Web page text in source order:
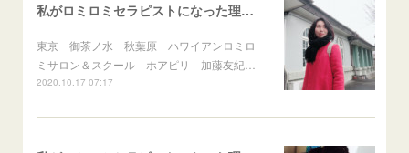
私がロミロミセラピストになった理由 vol.3 感情のフタを外したら…
東京 御茶ノ水 秋葉原 ハワイアンロミロ
ミサロン＆スクール ホアピリ 加藤友紀…
2020.10.17 07:17